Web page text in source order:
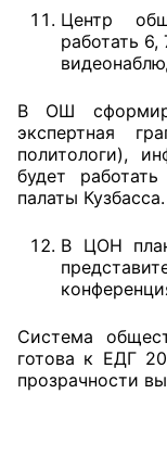
Центр
работать
В ОШ
экспертная
политологи),
будет
палаты Кузбасса.
В ЦОН
Система
готова к ЕДГ
прозрачности